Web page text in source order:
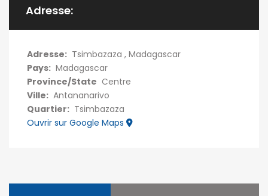
Adresse:
Adresse: Tsimbazaza , Madagascar
Pays: Madagascar
Province/State Centre
Ville: Antananarivo
Quartier: Tsimbazaza
Ouvrir sur Google Maps